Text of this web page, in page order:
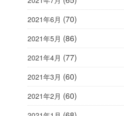
2021年6月 (70)
2021年5月 (86)
2021年4月 (77)
2021年3月 (60)
2021年2月 (60)